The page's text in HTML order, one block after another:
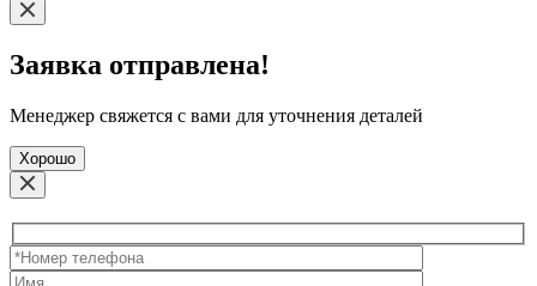
Заявка отправлена!
Менеджер свяжется с вами для уточнения деталей
Хорошо